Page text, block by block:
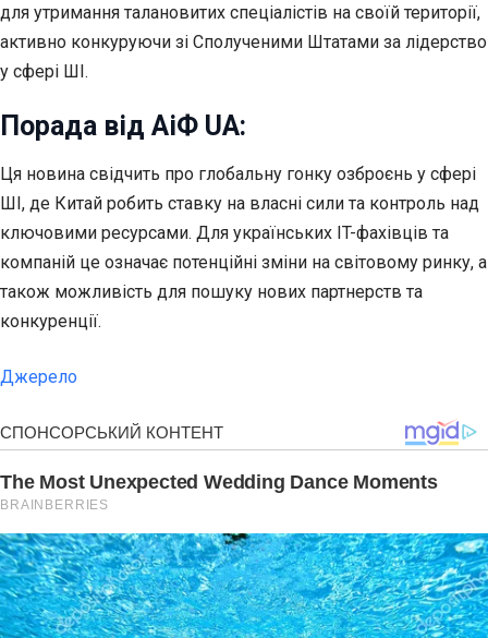
для утримання талановитих спеціалістів на своїй території,
активно конкуруючи зі Сполученими Штатами за лідерство
у сфері ШІ.
Порада від АіФ UA:
Ця новина свідчить про глобальну гонку озброєнь у сфері
ШІ, де Китай робить ставку на власні сили та контроль над
ключовими ресурсами. Для українських IT-фахівців та
компаній це означає потенційні зміни на світовому ринку, а
також можливість для пошуку нових партнерств та
конкуренції.
Джерело